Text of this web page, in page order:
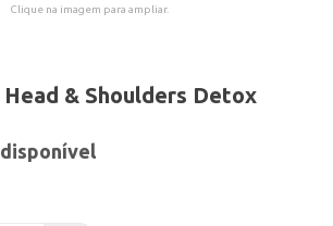
Clique na imagem para ampliar.
Head & Shoulders Detox